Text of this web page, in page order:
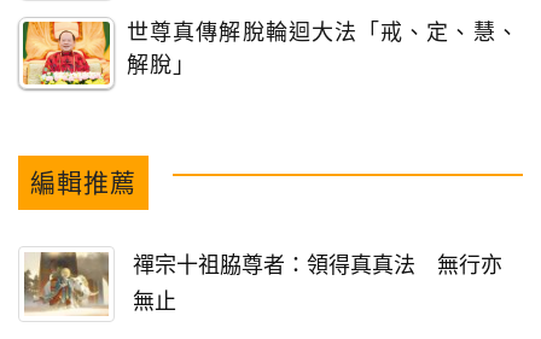
世尊真傳解脫輪迴大法「戒、定、慧、
解脫」
編輯推薦
禪宗十祖脇尊者：領得真真法 無行亦
無止